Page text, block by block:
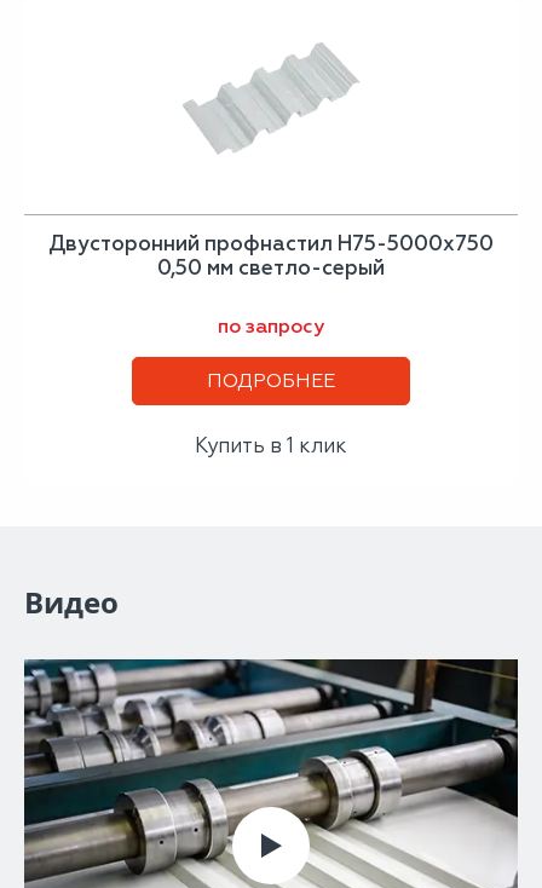
Двусторонний профнастил Н75-5000х750
0,50 мм светло-серый
по запросу
ПОДРОБНЕЕ
Купить в 1 клик
Видео